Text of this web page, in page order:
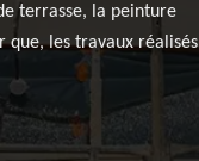
terrasse, la peinture
que, les travaux réalisés